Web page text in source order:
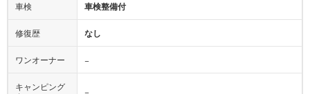
車検 車検整備付
修復歴 なし
ワンオーナー −
キャンピング
−